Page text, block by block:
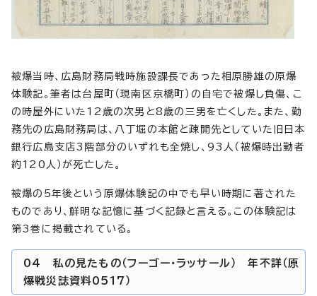
被爆当時、広島財務局戦時施設課長であった相原勝雄の原爆
体験記。筆者は台屋町（現南区京橋町）の自宅で被爆し負傷、こ
の時屋外にいた12歳の次男と8歳の三男を亡くした。また、勤
務先の広島財務局は、八丁堀の本館と疎開先としていた旧日本
銀行広島支店3階部分のいずれも全焼し、93人（被爆時出勤者
約120人）が死亡した。
被爆の5年後という原爆体験記の中でも早い時期に著された
ものであり、鮮明な記憶に基づく記録と言える。この体験記は
第3巻に掲載されている。
04 私の見たもの（フーゴー・ラッサール） 年不詳（原
爆戦災誌資料0517）